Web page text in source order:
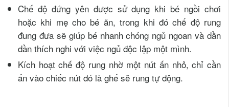
Chế độ đứng yên được sử dụng khi bé ngồi chơi
hoặc khi mẹ cho bé ăn, trong khi đó chế độ rung
đung đưa sẽ giúp bé nhanh chóng ngủ ngoan và dần
dần thích nghi với việc ngủ độc lập một mình.
Kích hoạt chế độ rung nhờ một nút ấn nhỏ, chỉ cần
ấn vào chiếc nút đó là ghế sẽ rung tự động.